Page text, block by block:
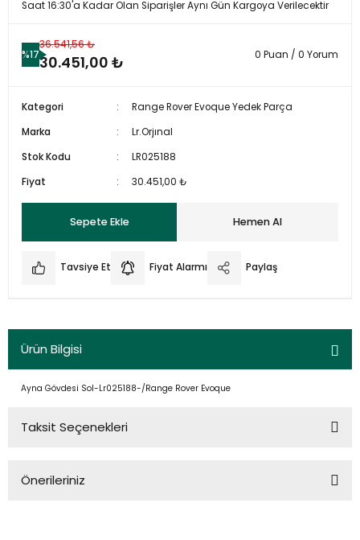
Saat 16:30'a Kadar Olan Siparişler Aynı Gün Kargoya Verilecektir
%17
36.541,56 ₺
30.451,00 ₺ 0 Puan / 0 Yorum
Kategori
Range Rover Evoque Yedek Parça
Marka
Lr.Orjınal
Stok Kodu
LR025188
Fiyat
30.451,00 ₺
Sepete Ekle Hemen Al
Tavsiye Et Fiyat Alarmı Paylaş
Ürün Bilgisi
Ayna Gövdesi Sol-Lr025188-/Range Rover Evoque
Taksit Seçenekleri
Önerileriniz